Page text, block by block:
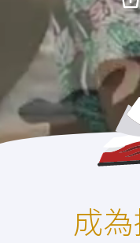
證書課程為一般
神學及事奉訓練
程，部分科目有
本季科目
基礎聖經
神學研讀
成